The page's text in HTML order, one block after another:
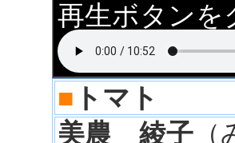
再生ボタンを
■ トマト
美農 綾子